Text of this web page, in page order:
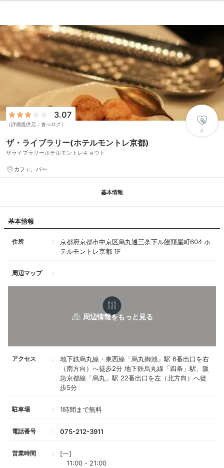
ザ・ライブラリー(ホテルモントレ京都)
ザライブラリーホテルモントレキョウト
3.07
（評価提供元：食べログ）
0
カフェ、バー
基本情報
基本情報
住所
京都府京都市中京区烏丸通三条下ル饅頭屋町604 ホ
テルモントレ京都 1F
周辺マップ
アクセス
地下鉄烏丸線・東西線「烏丸御池」駅 6番出口を右
（南方向）へ徒歩2分 地下鉄烏丸線「四条」駅、阪
急京都線「烏丸」駅 22番出口を左（北方向）へ徒
歩5分
駐車場 1時間まで無料
電話番号 075-212-3911
営業時間
[一]
11:00 - 21:00